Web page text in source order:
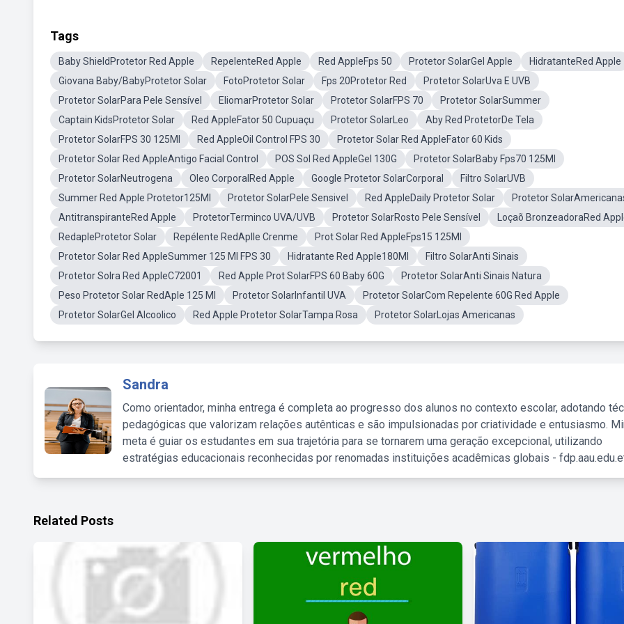
Tags
Baby ShieldProtetor Red Apple RepelenteRed Apple Red AppleFps 50 Protetor SolarGel Apple
HidratanteRed Apple
Giovana Baby/BabyProtetor Solar
FotoProtetor Solar Fps 20Protetor Red
Protetor SolarUva E UVB
Protetor SolarPara Pele Sensível
EliomarProtetor Solar Protetor SolarFPS 70
Protetor SolarSummer
Captain KidsProtetor Solar
Red AppleFator 50 Cupuaçu Protetor SolarLeo
Aby Red ProtetorDe Tela
Protetor SolarFPS 30 125Ml
Red AppleOil Control FPS 30
Protetor Solar Red AppleFator 60 Kids
Protetor Solar Red AppleAntigo Facial Control
POS Sol Red AppleGel 130G
Protetor SolarBaby Fps70 125Ml
Protetor SolarNeutrogena
Oleo CorporalRed Apple Google Protetor SolarCorporal
Filtro SolarUVB
Summer Red Apple Protetor125Ml
Protetor SolarPele Sensivel Red AppleDaily Protetor Solar
Protetor
AntitranspiranteRed Apple
ProtetorTerminco UVA/UVB Protetor SolarRosto Pele Sensível
Loçaõ BronzeadoraRed
RedapleProtetor Solar
Repélente RedAplle Crenme
Prot Solar Red AppleFps15 125Ml
Protetor Solar Red AppleSummer 125 Ml FPS 30
Hidratante Red Apple180Ml
Filtro SolarAnti Sinais
Protetor Solra Red AppleC72001
Red Apple Prot SolarFPS 60 Baby 60G
Protetor SolarAnti Sinais Natura
Peso Protetor Solar RedAple 125 Ml
Protetor SolarInfantil UVA
Protetor SolarCom Repelente 60G Red Apple
Protetor SolarGel Alcoolico
Red Apple Protetor SolarTampa Rosa Protetor SolarLojas Americanas
Sandra
Como orientador, minha entrega é completa ao progresso dos alunos no contexto escolar, adotando
pedagógicas que valorizam relações autênticas e são impulsionadas por criatividade e entusiasmo.
meta é guiar os estudantes em sua trajetória para se tornarem uma geração excepcional, utilizando
estratégias educacionais reconhecidas por renomadas instituições acadêmicas globais -
Related Posts